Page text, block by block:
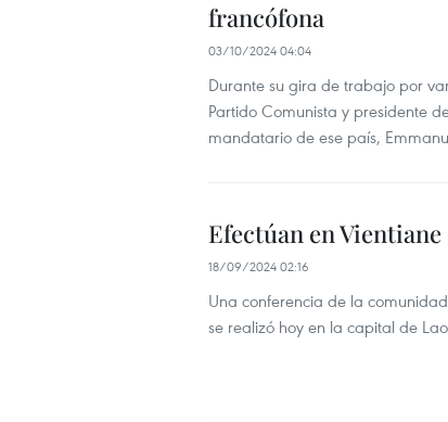
francófona
03/10/2024 04:04
Durante su gira de trabajo por
Partido Comunista y presidente
mandatario de ese país,
Efectúan en
18/09/2024 02:16
Una conferencia de la
se realizó hoy en la capital de